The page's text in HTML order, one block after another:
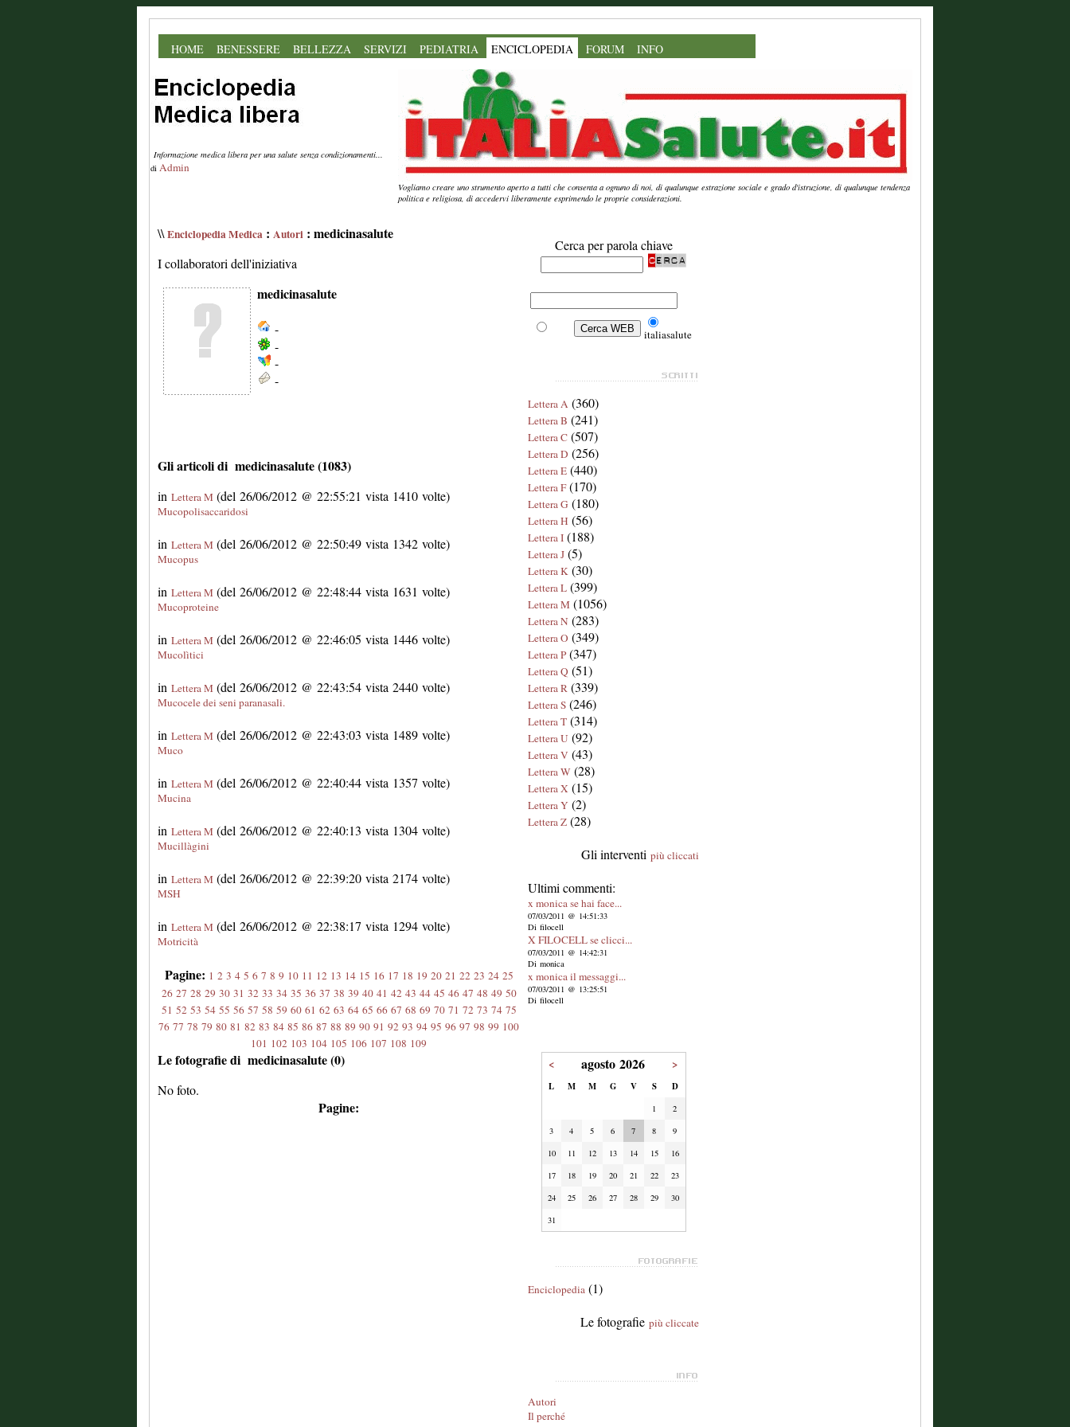
HOME BENESSERE BELLEZZA SERVIZI PEDIATRIA ENCICLOPEDIA FORUM INFO
Informazione medica libera per una salute senza condizionamenti...
di Admin
Vogliamo creare uno strumento aperto a tutti che consenta a ognuno di noi, di qualunque estrazione sociale e grado d'istruzione, di qualunque tendenza
politica e religiosa, di accedervi liberamente esprimendo le proprie considerazioni.
\\Enciclopedia Medica : Autori : medicinasalute
I collaboratori dell'iniziativa
medicinasalute
-
-
-
-
Gli articoli di medicinasalute (1083)
in Lettera M (del 26/06/2012 @ 22:55:21 vista 1410 volte)
Mucopolisaccaridosi
in Lettera M (del 26/06/2012 @ 22:50:49 vista 1342 volte)
Mucopus
in Lettera M (del 26/06/2012 @ 22:48:44 vista 1631 volte)
Mucoproteine
in Lettera M (del 26/06/2012 @ 22:46:05 vista 1446 volte)
Mucolìtici
in Lettera M (del 26/06/2012 @ 22:43:54 vista 2440 volte)
Mucocele dei seni paranasali.
in Lettera M (del 26/06/2012 @ 22:43:03 vista 1489 volte)
Muco
in Lettera M (del 26/06/2012 @ 22:40:44 vista 1357 volte)
Mucina
in Lettera M (del 26/06/2012 @ 22:40:13 vista 1304 volte)
Mucillàgini
in Lettera M (del 26/06/2012 @ 22:39:20 vista 2174 volte)
MSH
in Lettera M (del 26/06/2012 @ 22:38:17 vista 1294 volte)
Motricità
Pagine: 1 2 3 4 5 6 7 8 9 10 11 12 13 14 15 16 17 18 19 20 21 22 23 24 25
26 27 28 29 30 31 32 33 34 35 36 37 38 39 40 41 42 43 44 45 46 47 48 49 50
51 52 53 54 55 56 57 58 59 60 61 62 63 64 65 66 67 68 69 70 71 72 73 74 75
76 77 78 79 80 81 82 83 84 85 86 87 88 89 90 91 92 93 94 95 96 97 98 99 100
101 102 103 104 105 106 107 108 109
Le fotografie di medicinasalute (0)
No foto.
Pagine:
Cerca per parola chiave
italiasalute
Lettera A (360)
Lettera B (241)
Lettera C (507)
Lettera D (256)
Lettera E (440)
Lettera F(170)
Lettera G (180)
Lettera H (56)
Lettera I (188)
Lettera J (5)
Lettera K (30)
Lettera L (399)
Lettera M (1056)
Lettera N (283)
Lettera O (349)
Lettera P(347)
Lettera Q (51)
Lettera R (339)
Lettera S (246)
Lettera T (314)
Lettera U (92)
Lettera V (43)
Lettera W (28)
Lettera X (15)
Lettera Y (2)
Lettera Z (28)
Gli interventi più cliccati
Ultimi commenti:
x monica se hai face...
07/03/2011 @ 14:51:33
Di filocell
X FILOCELL se clicci...
07/03/2011 @ 14:42:31
Di monica
x monica il messaggi...
07/03/2011 @ 13:25:51
Di filocell
< agosto 2026 >
L M M G V S D
1
2
3
4 5 6 7 8
9
10
11 12 13 14 15
16
17
18 19 20 21 22
23
24
25 26 27 28 29
30
31
Enciclopedia (1)
Le fotografie più cliccate
Autori
Il perché